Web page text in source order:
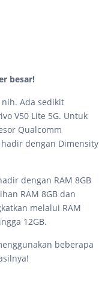
besar!
Ada sedikit
V50 Lite 5G. Untuk
Qualcomm
dengan Dimensity
dengan RAM 8GB
RAM 8GB dan
melalui RAM
12GB.
beberapa